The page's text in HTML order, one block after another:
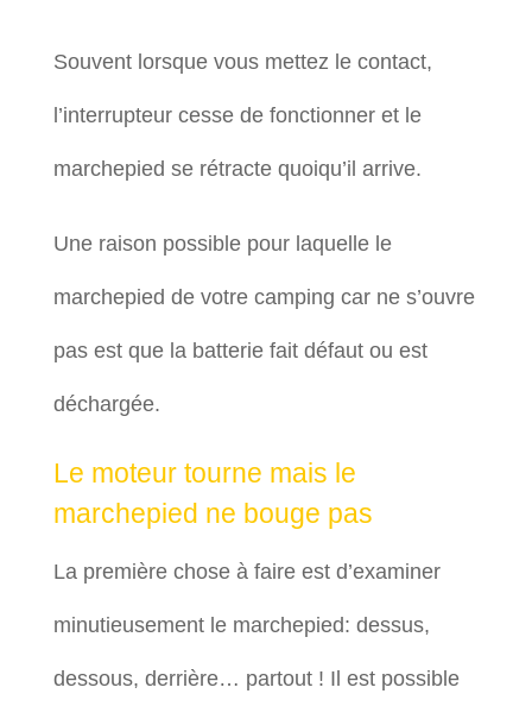
Souvent lorsque vous mettez le contact,
l’interrupteur cesse de fonctionner et le
marchepied se rétracte quoiqu’il arrive.
Une raison possible pour laquelle le
marchepied de votre camping car ne s’ouvre
pas est que la batterie fait défaut ou est
déchargée.
Le moteur tourne mais le
marchepied ne bouge pas
La première chose à faire est d’examiner
minutieusement le marchepied: dessus,
dessous, derrière… partout ! Il est possible